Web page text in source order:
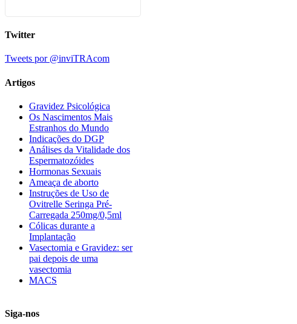
Twitter
Tweets por @inviTRAcom
Artigos
Gravidez Psicológica
Os Nascimentos Mais
Estranhos do Mundo
Indicações do DGP
Análises da Vitalidade dos
Espermatozóides
Hormonas Sexuais
Ameaça de aborto
Instruções de Uso de
Ovitrelle Seringa Pré-
Carregada 250mg/0,5ml
Cólicas durante a
Implantação
Vasectomia e Gravidez: ser
pai depois de uma
vasectomia
MACS
Siga-nos